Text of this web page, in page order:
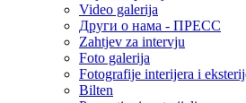
Video galerija
Други о нама - ПРЕСC
Zahtjev za intervju
Foto galerija
Fotografije interijera i
Bilten